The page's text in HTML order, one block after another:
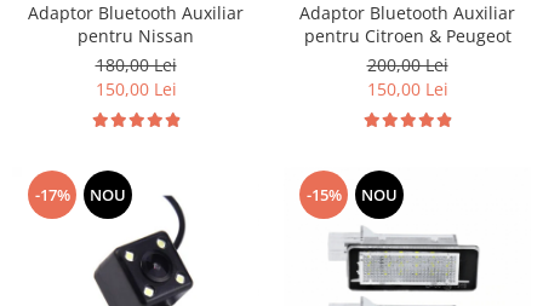
Adaptor Bluetooth Auxiliar
pentru Nissan
180,00 Lei
150,00 Lei
Adaptor Bluetooth Auxiliar
pentru Citroen & Peugeot
200,00 Lei
150,00 Lei
-17% NOU -15% NOU